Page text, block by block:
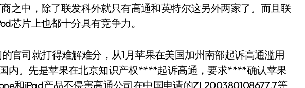
之中，除了联发科外就只有高通和英特尔这另外两家了。而且联
芯片上也都十分具有竞争力。
官司就打得难解难分，从1月苹果在美国加州南部起诉高通滥用
内。先是苹果在北京知识产权****起诉高通，要求****确认苹果
和iPad产品不侵害高通公司在中国申请的ZL200380108677.7等